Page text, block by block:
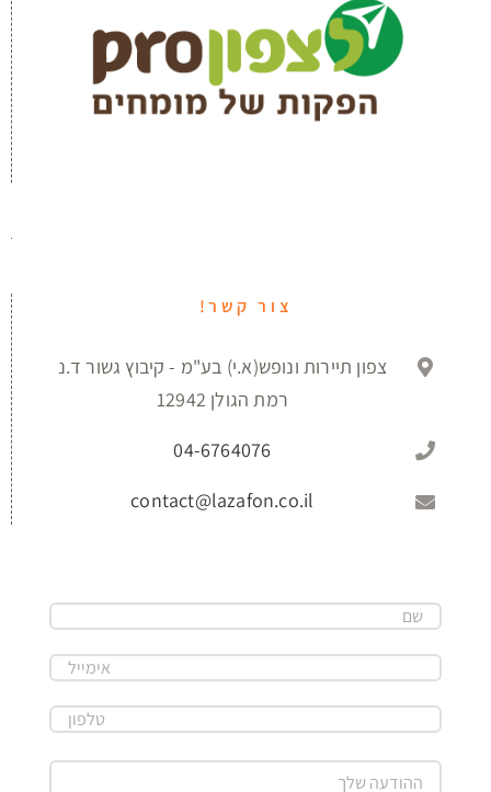
צור קשר!
צפון תיירות ונופש(א.י) בע"מ - קיבוץ גשור ד.נ
רמת הגולן 12942
04-6764076
contact@lazafon.co.il